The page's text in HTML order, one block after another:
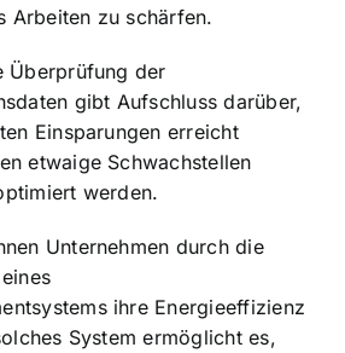
Arbeiten zu schärfen.
Überprüfung der
gibt Aufschluss darüber,
Einsparungen erreicht
etwaige Schwachstellen
werden.
Unternehmen durch die
ihre Energieeffizienz
System ermöglicht es,